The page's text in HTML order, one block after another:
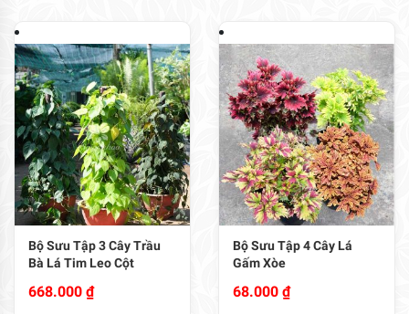
Bộ Sưu Tập 3 Cây Trầu
Bà Lá Tim Leo Cột
668.000 ₫
Bộ Sưu Tập 4 Cây Lá
Gấm Xòe
68.000 ₫